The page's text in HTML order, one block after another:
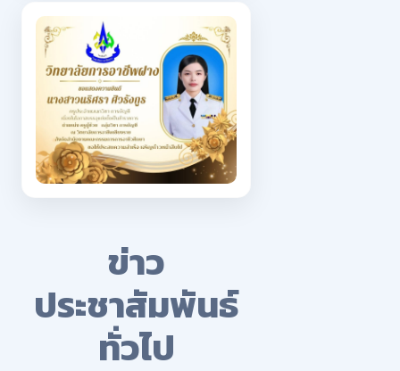
ข่าว
ประชาสัมพันธ์
ทั่วไป